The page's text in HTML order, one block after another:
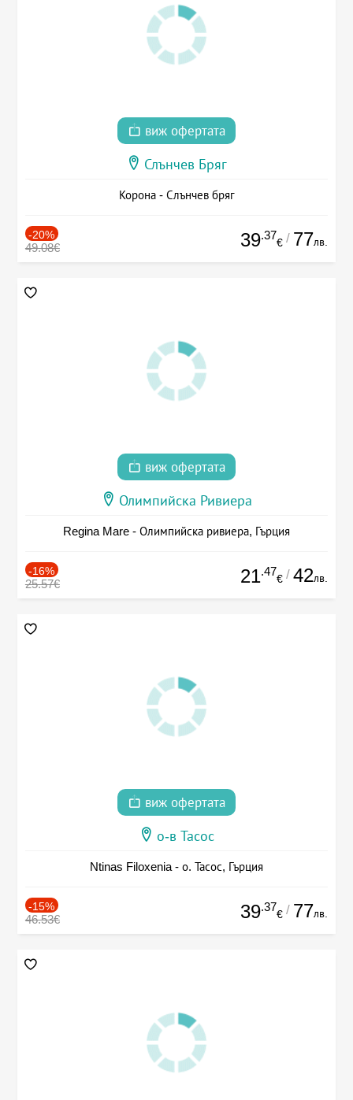
виж офертата
Слънчев Бряг
Корона - Слънчев бряг
-20%
49.08€ 39.37
€ / 77лв.
виж офертата
Олимпийска Ривиера
Regina Mare - Олимпийска ривиера, Гърция
-16%
25.57€ 21.47
€ / 42лв.
виж офертата
о-в Тасос
Ntinas Filoxenia - о. Тасос, Гърция
-15%
46.53€ 39.37
€ / 77лв.